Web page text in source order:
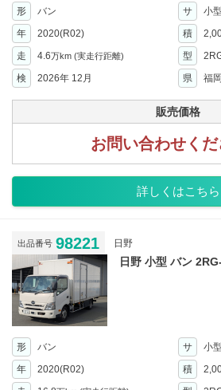
形 バン サ
小型
年
2020(R02) 積
走 4.6万km (実走行距離) 型
検
2026年 12月 県 福
販売価格
お問い合わせくだ
詳しくはこちら
出品番号 98221 日野
日野 小型 バン
形 バン サ
小型
年
2020(R02) 積